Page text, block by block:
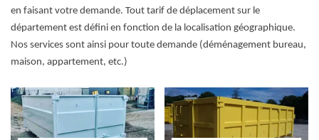
en faisant votre demande. Tout tarif de déplacement sur le
département est défini en fonction de la localisation géographique.
Nos services sont ainsi pour toute demande (déménagement bureau,
maison, appartement, etc.)